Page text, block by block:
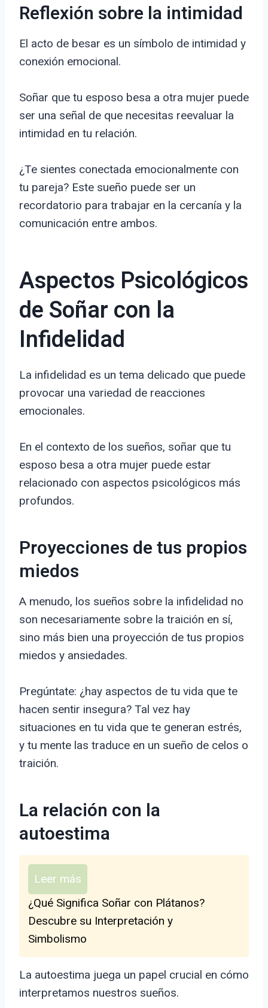
Reflexión sobre la intimidad
El acto de besar es un símbolo de intimidad y
conexión emocional.
Soñar que tu esposo besa a otra mujer puede
ser una señal de que necesitas reevaluar la
intimidad en tu relación.
¿Te sientes conectada emocionalmente con
tu pareja? Este sueño puede ser un
recordatorio para trabajar en la cercanía y la
comunicación entre ambos.
Aspectos Psicológicos
de Soñar con la
Infidelidad
La infidelidad es un tema delicado que puede
provocar una variedad de reacciones
emocionales.
En el contexto de los sueños, soñar que tu
esposo besa a otra mujer puede estar
relacionado con aspectos psicológicos más
profundos.
Proyecciones de tus propios
miedos
A menudo, los sueños sobre la infidelidad no
son necesariamente sobre la traición en sí,
sino más bien una proyección de tus propios
miedos y ansiedades.
Pregúntate: ¿hay aspectos de tu vida que te
hacen sentir insegura? Tal vez hay
situaciones en tu vida que te generan estrés,
y tu mente las traduce en un sueño de celos o
traición.
La relación con la
autoestima
Leer más
¿Qué Significa Soñar con Plátanos?
Descubre su Interpretación y
Simbolismo
La autoestima juega un papel crucial en cómo
interpretamos nuestros sueños.